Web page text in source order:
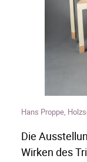
Hans Proppe,
Die
Wirken des